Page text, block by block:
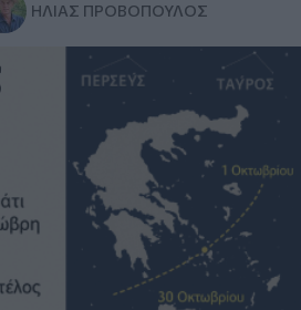
ΗΛΊΑΣ ΠΡΟΒΌΠΟΥΛΟΣ